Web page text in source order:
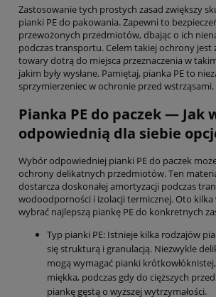
Zastosowanie tych prostych zasad zwiększy
pianki PE do pakowania. Zapewni to
przewożonych przedmiotów, dbając o ich
podczas transportu. Celem takiej ochrony jest
towary dotrą do miejsca przeznaczenia w
jakim były wysłane. Pamiętaj, pianka PE to
sprzymierzeniec w ochronie przed wstrząsami.
Pianka PE do paczek — Jak
odpowiednią dla siebie
Wybór odpowiedniej pianki PE do paczek
ochrony delikatnych przedmiotów. Ten
dostarcza doskonałej amortyzacji podczas
wodoodporności i izolacji termicznej. Oto kilka
wybrać najlepszą piankę PE do konkretnych
Typ pianki PE: Istnieje kilka rodzajów
się strukturą i granulacją. Niezwykle
mogą wymagać pianki
miękka, podczas gdy do cięższych
piankę gęstą o wyższej wytrzymałości.